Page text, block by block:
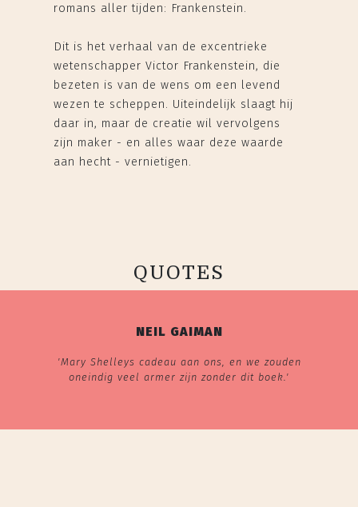
romans aller tijden: Frankenstein.
Dit is het verhaal van de excentrieke
wetenschapper Victor Frankenstein, die
bezeten is van de wens om een levend
wezen te scheppen. Uiteindelijk slaagt hij
daar in, maar de creatie wil vervolgens
zijn maker - en alles waar deze waarde
aan hecht - vernietigen.
QUOTES
NEIL GAIMAN
'Mary Shelleys cadeau aan ons, en we zouden
oneindig veel armer zijn zonder dit boek.'